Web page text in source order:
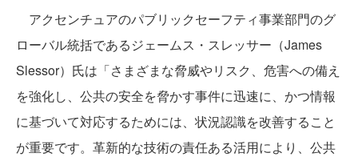
アクセンチュアのパブリックセーフティ事業部門のグ
ローバル統括であるジェームス・スレッサー（James
Slessor）氏は「さまざまな脅威やリスク、危害への備え
を強化し、公共の安全を脅かす事件に迅速に、かつ情報
に基づいて対応するためには、状況認識を改善すること
が重要です。革新的な技術の責任ある活用により、公共